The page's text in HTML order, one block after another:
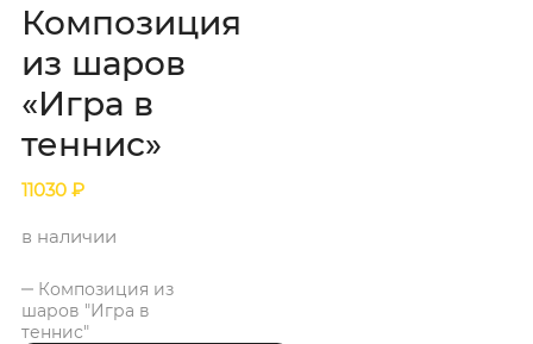
Композиция
из шаров
«Игра в
теннис»
11030 ₽
в наличии
Композиция из
шаров "Игра в
теннис"